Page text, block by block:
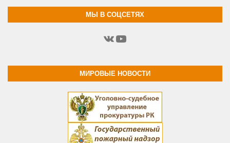
МЫ В СОЦСЕТЯХ
ВКонтакте
YouTube
МИРОВЫЕ НОВОСТИ